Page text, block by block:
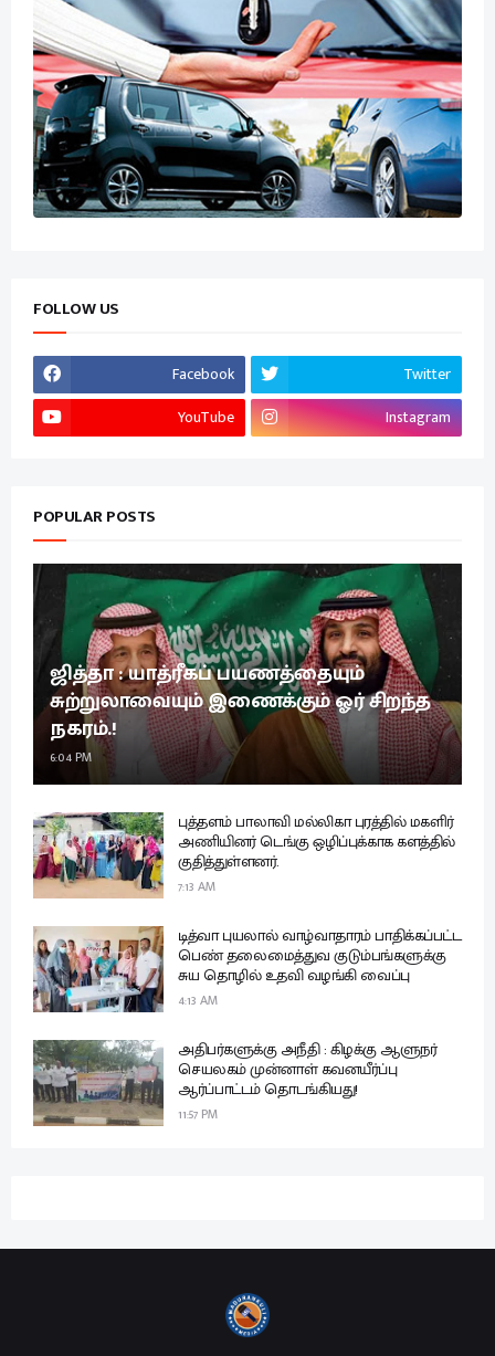
FOLLOW US
Facebook
Twitter
YouTube
Instagram
POPULAR POSTS
ஜித்தா : யாத்ரீகப் பயணத்தையும்
சுற்றுலாவையும் இணைக்கும் ஓர் சிறந்த
நகரம்.!
6:04 PM
புத்தளம் பாலாவி மல்லிகா புரத்தில் மகளிர்
அணியினர் டெங்கு ஒழிப்புக்காக களத்தில்
குதித்துள்ளனர்.
7:13 AM
டித்வா புயலால் வாழ்வாதாரம் பாதிக்கப்பட்ட
பெண் தலைமைத்துவ குடும்பங்களுக்கு
சுய தொழில் உதவி வழங்கி வைப்பு
4:13 AM
அதிபர்களுக்கு அநீதி : கிழக்கு ஆளுநர்
செயலகம் முன்னாள் கவனயீர்ப்பு
ஆர்ப்பாட்டம் தொடங்கியது!
11:57 PM